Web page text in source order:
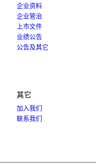
企业资料
企业管治
上市文件
业绩公告
公告及其它
其它
加入我们
联系我们